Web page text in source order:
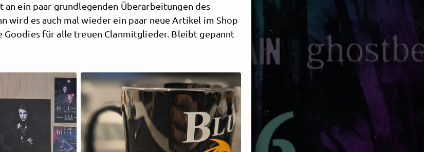
an ein paar grundlegenden Überarbeitungen des
wird es auch mal wieder ein paar neue Artikel im Shop
Goodies für alle treuen Clanmitglieder. Bleibt gepannt